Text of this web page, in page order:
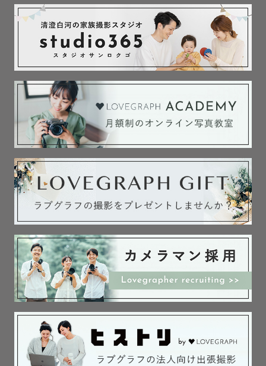
カメラが趣味で、小学生の頃から写真を撮ることが大好き
です！
最近は、フィルムカメラ、音楽フェスに行くこと、テレビ
を見ること、youtubeを見ること、美味しいものを食べる
ことが好きです！
平日は都内で会社員として働き、土日にカメラマンとして
動いております！
▫️得意なこと
◎子どもとの関わり方
小学生の面倒を見るボランティア活動をしていたので、小
学生との距離感の掴み方が得意です！
必要なカットを撮り終えたら、遊びながらラフな雰囲気で
撮影させていただきます！🏃
私も人見知りな一面があり、人見知りな子とは打ち解ける
のが早いみたいです☺️
子どもとの関わり方が上手だとお褒めいただくことや、保
育士さんですか？！と言って頂けることが最近多いです😂
はじめは親御さんと沢山お話させて頂くことで、少しずつ
お子さんの警戒心を解いていきます。